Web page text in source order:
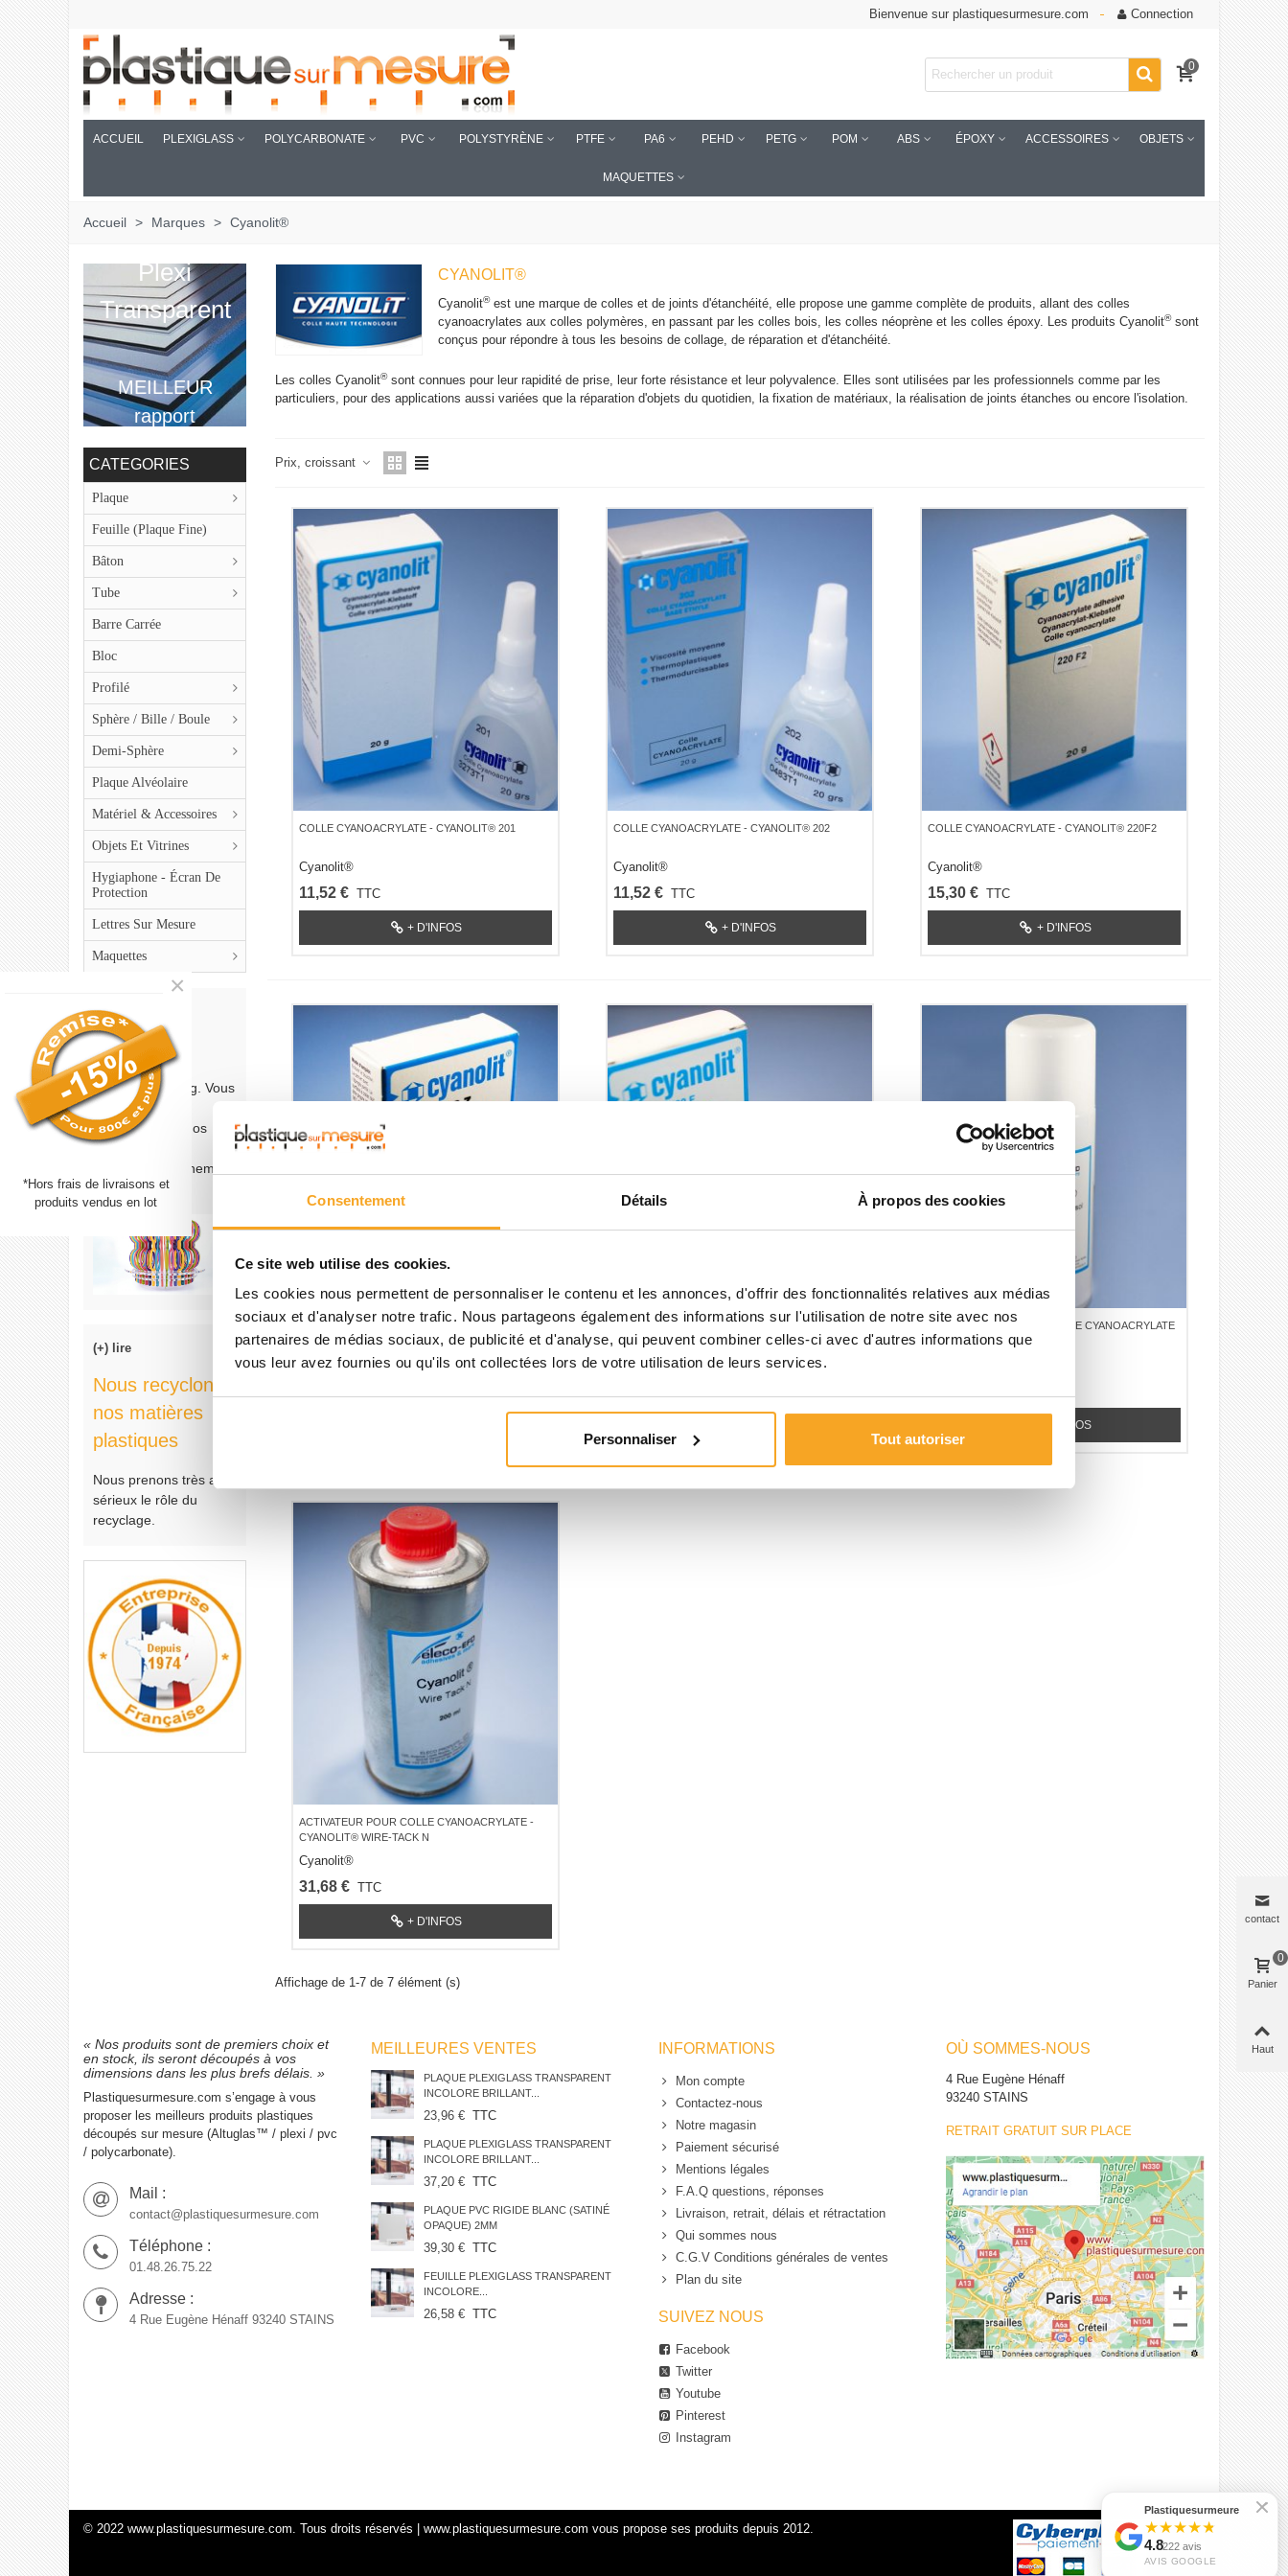
Consentement Détails À propos des cookies
Ce site web utilise des cookies.
Les cookies nous permettent de personnaliser le contenu et les annonces, d'offrir des fonctionnalités relatives aux médias
sociaux et d'analyser notre trafic. Nous partageons également des informations sur l'utilisation de notre site avec nos
partenaires de médias sociaux, de publicité et d'analyse, qui peuvent combiner celles-ci avec d'autres informations que
vous leur avez fournies ou qu'ils ont collectées lors de votre utilisation de leurs services.
Personnaliser Tout autoriser
Bienvenue sur plastiquesurmesure.com Connection
0
ACCUEIL PLEXIGLASS POLYCARBONATE PVC POLYSTYRÈNE PTFE PA6 PEHD PETG POM ABS ÉPOXY ACCESSOIRES OBJETS
MAQUETTES
Accueil > Marques > Cyanolit®
Plexi
Transparent
MEILLEUR
rapport
QUALITE PRIX
CATEGORIES
Plaque
Feuille (plaque Fine)
Bâton
Tube
Barre Carrée
Bloc
Profilé
Sphère / Bille / Boule
Demi-Sphère
Plaque Alvéolaire
Matériel & Accessoires
Objets Et Vitrines
Hygiaphone - Écran De
Protection
Lettres Sur Mesure
Maquettes
(+) lire
Blog
Visitez notre blog. Vous
y trouverez les
réalisations de nos
clients. Vous y
trouverez certainement
des idées.
(+) lire
Nous recyclons
nos matières
plastiques
Nous prenons très au
sérieux le rôle du
recyclage.
CYANOLIT®
Cyanolit®est une marque de colles et de joints d'étanchéité, elle propose une gamme complète de produits, allant des colles
cyanoacrylates aux colles polymères, en passant par les colles bois, les colles néoprène et les colles époxy. Les produits Cyanolit®sont
conçus pour répondre à tous les besoins de collage, de réparation et d'étanchéité.
Les colles Cyanolit®sont connues pour leur rapidité de prise, leur forte résistance et leur polyvalence. Elles sont utilisées par les professionnels comme par les
particuliers, pour des applications aussi variées que la réparation d'objets du quotidien, la fixation de matériaux, la réalisation de joints étanches ou encore l'isolation.
Prix, croissant
COLLE CYANOACRYLATE - CYANOLIT® 201
Cyanolit®
11,52 € TTC
+ D'INFOS
COLLE CYANOACRYLATE - CYANOLIT® 202
Cyanolit®
11,52 € TTC
+ D'INFOS
COLLE CYANOACRYLATE - CYANOLIT® 220F2
Cyanolit®
15,30 € TTC
+ D'INFOS
COLLE CYANOACRYLATE - CYANOLIT® 212Z
Cyanolit®
COLLE CYANOACRYLATE - CYANOLIT® 732F
Cyanolit®
ACCÉLÉRATEUR POUR COLLE CYANOACRYLATE
- CYANOLIT® SPRAY 200 ML
+ D'INFOS
ACTIVATEUR POUR COLLE CYANOACRYLATE -
CYANOLIT® WIRE-TACK N
Cyanolit®
31,68 € TTC
+ D'INFOS
Affichage de 1-7 de 7 élément (s)
« Nos produits sont de premiers choix et
en stock, ils seront découpés à vos
dimensions dans les plus brefs délais. »
Plastiquesurmesure.com s’engage à vous
proposer les meilleurs produits plastiques
découpés sur mesure (Altuglas™ / plexi / pvc
/ polycarbonate).
Mail :
contact@plastiquesurmesure.com
Téléphone :
01.48.26.75.22
Adresse :
4 Rue Eugène Hénaff 93240 STAINS
MEILLEURES VENTES
PLAQUE PLEXIGLASS TRANSPARENT
INCOLORE BRILLANT...
23,96 € TTC
PLAQUE PLEXIGLASS TRANSPARENT
INCOLORE BRILLANT...
37,20 € TTC
PLAQUE PVC RIGIDE BLANC (SATINÉ
OPAQUE) 2MM
39,30 € TTC
FEUILLE PLEXIGLASS TRANSPARENT
INCOLORE...
26,58 € TTC
INFORMATIONS
Mon compte
Contactez-nous
Notre magasin
Paiement sécurisé
Mentions légales
F.A.Q questions, réponses
Livraison, retrait, délais et rétractation
Qui sommes nous
C.G.V Conditions générales de ventes
Plan du site
SUIVEZ NOUS
Facebook
Twitter
Youtube
Pinterest
Instagram
OÙ SOMMES-NOUS
4 Rue Eugène Hénaff
93240 STAINS
RETRAIT GRATUIT SUR PLACE
Plastiquesurmeure
★★★★★
4.8222 avis
AVIS GOOGLE
© 2022 www.plastiquesurmesure.com. Tous droits réservés | www.plastiquesurmesure.com vous propose ses produits depuis 2012.
contact
Panier
0
Haut
*Hors frais de livraisons et
produits vendus en lot
×